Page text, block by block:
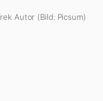
Autor (Bild: Picsum)